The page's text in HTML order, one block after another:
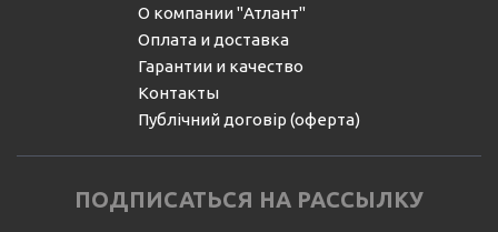
О компании "Атлант"
Оплата и доставка
Гарантии и качество
Контакты
Публічний договір (оферта)
ПОДПИСАТЬСЯ НА РАССЫЛКУ